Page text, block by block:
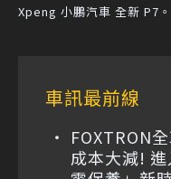
Xpeng 小鵬汽車 全新 P7
車訊最前線
FOXTRON
成本大減!